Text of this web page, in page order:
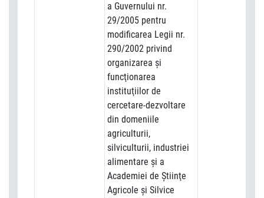
a Guvernului nr.
29/2005 pentru
modificarea Legii nr.
290/2002 privind
organizarea şi
funcţionarea
instituţiilor de
cercetare-dezvoltare
din domeniile
agriculturii,
silviculturii, industriei
alimentare şi a
Academiei de Ştiinţe
Agricole şi Silvice